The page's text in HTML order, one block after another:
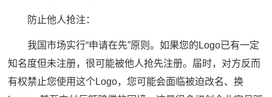
防止他人抢注：
我国市场实行“申请在先”原则。如果您的Logo已有一定
知名度但未注册，很可能被他人抢先注册。届时，对方反而
有权禁止您使用这个Logo，您可能会面临被迫改名、换